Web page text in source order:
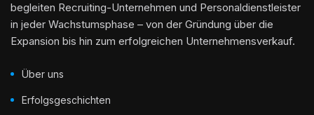
begleiten Recruiting-Unternehmen und Personaldienstleister
in jeder Wachstumsphase – von der Gründung über die
Expansion bis hin zum erfolgreichen Unternehmensverkauf.
Über uns
Erfolgsgeschichten